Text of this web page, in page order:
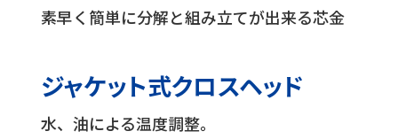
素早く簡単に分解と組み立てが出来る芯金
ジャケット式クロスヘッド
水、油による温度調整。